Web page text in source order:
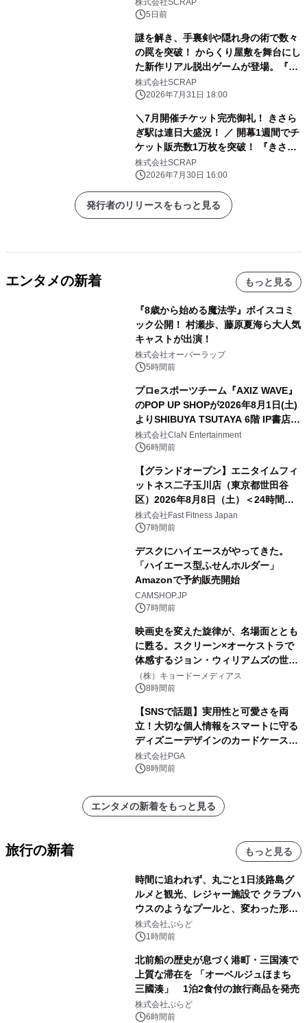
きクリアファイル」が2026年8月5日
(水)より販売！ アニメで声優を務めた
高橋李依さん、堀江由衣さん、早見沙
織さん、齋藤彩夏さんの体験コメント
も到着!!
株式会社SCRAP
5日前
謎を解き、手裏剣や隠れ身の術で数々
の罠を突破！ からくり屋敷を舞台にし
た新作リアル脱出ゲームが登場。『か
らくりの罠潜む忍者屋敷からの脱出』
2026年9月11日（金）からリアル脱出
ゲーム CROSSING 浅草店、10月9日
（金）からリアル脱出ゲーム名古屋店
で開催
株式会社SCRAP
2026年7月31日 18:00
＼7月開催チケット完売御礼！ きさら
ぎ駅は連日大盛況！ ／ 開幕1週間でチ
ケット販売数1万枚を突破！ 『きさら
ぎ駅からの脱出』10月分チケット販売
スタート
株式会社SCRAP
2026年7月30日 16:00
発行者のリリースをもっと見る
エンタメの新着 もっと見る
『8歳から始める魔法学』ボイスコミ
ック公開！ 村瀬歩、藤原夏海ら大人気
キャストが出演！
株式会社オーバーラップ
5時間前
プロeスポーツチーム『AXIZ WAVE』
のPOP UP SHOPが2026年8月1日(土)
よりSHIBUYA TSUTAYA 6階 IP書店で
開催決定！！
株式会社ClaN Entertainment
6時間前
【グランドオープン】エニタイムフィ
ットネス二子玉川店（東京都世田谷
区）2026年8月8日（土）＜24時間年
中無休のフィットネスジム＞
株式会社Fast Fitness Japan
7時間前
デスクにハイエースがやってきた。
「ハイエース型ふせんホルダー」
Amazonで予約販売開始
CAMSHOP.JP
7時間前
映画史を変えた旋律が、名場面ととも
に甦る。スクリーン×オーケストラで
体感するジョン・ウィリアムズの世
界。ジョン・ウィリアムズ：シネマ・
スペクタキュラー・コンサート 開催決
定！
（株）キョードーメディアス
8時間前
【SNSで話題】実用性と可愛さを両
立！大切な個人情報をスマートに守る
ディズニーデザインのカードケースを
株式会社PGAが8月7日発売
株式会社PGA
8時間前
エンタメの新着をもっと見る
旅行の新着 もっと見る
時間に追われず、丸ごと1日淡路島グ
ルメと観光、レジャー施設で クラブハ
ウスのようなプールと、変わった形の
サウナも 「THE BOXY AWAJI」のお
得な素泊まり連泊プランで
株式会社ぷらど
1時間前
北前船の歴史が息づく港町・三国湊で
上質な滞在を 「オーベルジュほまち
三國湊」 1泊2食付の旅行商品を発売
株式会社ぷらど
6時間前